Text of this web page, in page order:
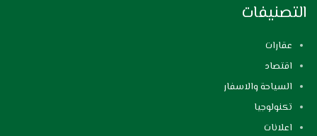
التصنيفات
عقارات
اقتصاد
السياحة والاسفار
تكنولوجيا
اعلانات